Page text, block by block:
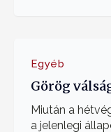
Egyéb
Görög
Miután a
a jelenlegi